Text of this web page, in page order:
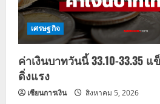
เศรษฐกิจ
ค่าเงินบาทวันนี้ 33.10-33.35
ดิ่งแรง
เซียนการเงิน สิงหาคม 5, 2026